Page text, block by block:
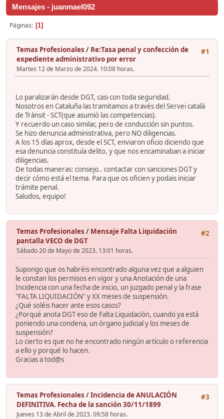
Mensajes - juanmael092
Páginas 1
#1
Temas Profesionales / Re:Tasa penal y confección de
expediente administrativo por error
Martes 12 de Marzo de 2024. 10:08 horas.
Lo paralizarán desde DGT, casi con toda seguridad.
Nosotros en Cataluña las tramitamos a través del Servei català
de Trànsit - SCT(que asumió las competencias).
Y recuerdo un caso similar, pero de conducción sin puntos.
Se hizo denuncia administrativa, pero NO diligencias.
A los 15 días aprox, desde el SCT, enviaron oficio diciendo que
esa denuncia constituía delito, y que nos encaminaban a iniciar
diligencias.
De todas maneras: consejo.. contactar con sanciones DGT y
decir cómo está el tema. Para que os oficien y podais iniciar
trámite penal.
Saludos, equipo!
#2
Temas Profesionales / Mensaje Falta Liquidación
pantalla VECO de DGT
Sábado 20 de Mayo de 2023. 13:01 horas.
Supongo que os habréis encontrado alguna vez que a alguien
le constan los permisos en vigor y una Anotación de una
Incidencia con una fecha de inicio, un juzgado penal y la frase
"FALTA LIQUIDACIÓN" y XX meses de suspensión.
¿Qué soléis hacer ante esos casos?
¿Porqué anota DGT eso de Falta Liquidación, cuando ya está
poniendo una condena, un órgano judicial y los meses de
suspensión?
Lo cierto es que no he encontrado ningún artículo o referencia
a ello y porqué lo hacen.
Gracias a tod@s
#3
Temas Profesionales /Incidencia de ANULACIÓN
DEFINITIVA. Fecha de la sanción 30/11/1899
Jueves 13 de Abril de 2023. 09:58 horas.